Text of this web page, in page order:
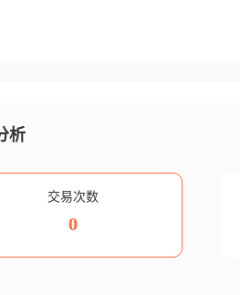
析
交易次数
0